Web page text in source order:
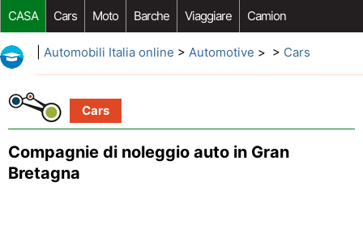
CASA Cars Moto Barche Viaggiare Camion
Riparazione Auto Acquisto Auto Car Opzioni Aftermarket
Automobili Italia online > Automotive > > Cars
Cars
Compagnie di noleggio auto in Gran
Bretagna